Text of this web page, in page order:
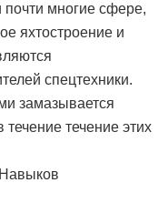
почти многие сфере,
яхтостроение и
спецтехники.
замазывается
течение этих